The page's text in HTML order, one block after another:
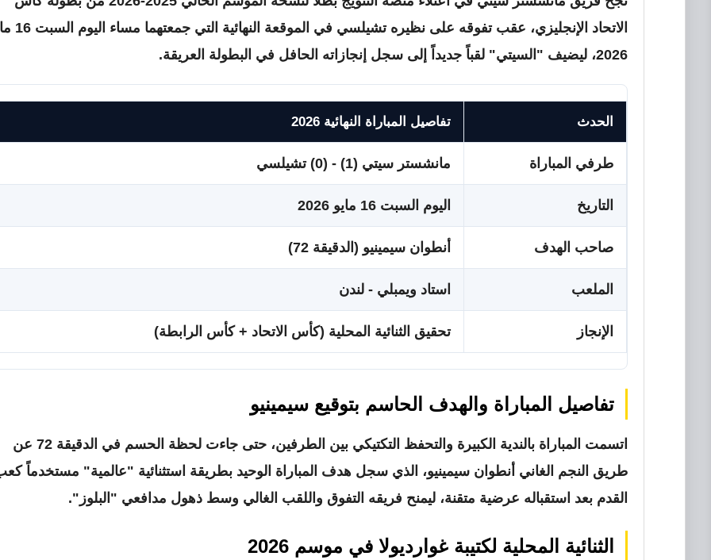
الاتحاد الإنجليزي، عقب تفوقه على
2026، ليضيف "السيتي" لقباً جديداً إلى سجل إنجازاته الحافل في البطولة العريقة.
الحدث تفاصيل المباراة النهائية 2026
طرفي المباراة مانشستر سيتي (1) - (0) تشيلسي
التاريخ اليوم السبت 16 مايو 2026
صاحب الهدف أنطوان سيمينيو (الدقيقة 72)
الملعب استاد ويمبلي - لندن
الإنجاز تحقيق الثنائية المحلية (كأس الاتحاد + كأس الرابطة)
تفاصيل المباراة والهدف الحاسم بتوقيع سيمينيو
اتسمت المباراة بالندية الكبيرة والتحفظ التكتيكي بين الطرفين، حتى جاءت لحظة الحسم في الدقيقة 72 عن
طريق النجم الغاني أنطوان سيمينيو، الذي سجل هدف المباراة الوحيد بطريقة استثنائية "عالمية" مستخدماً
القدم بعد استقباله عرضية متقنة، ليمنح فريقه التفوق واللقب الغالي وسط ذهول مدافعي "البلوز".
الثنائية المحلية لكتيبة غوارديولا في موسم 2026